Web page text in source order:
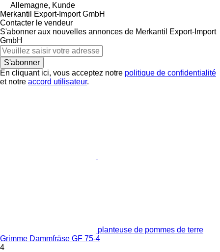
Allemagne, Kunde
Merkantil Export-Import GmbH
Contacter le vendeur
S'abonner aux nouvelles annonces de Merkantil Export-Import
GmbH
S'abonner
En cliquant ici, vous acceptez notre politique de confidentialité
et notre accord utilisateur.
planteuse de pommes de terre
Grimme Dammfräse GF 75-4
4